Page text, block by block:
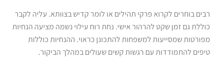
רבים בוחרים לקרוא פרקי תהילים או לומר קדיש בצוותא. עליה לקבר
כוללת גם זמן שקט להרהור אישי. נחת רוח עילוי נשמה מציעה הנחיות
מפורטות שמסייעות למשפחות להתכונן כראוי. ההנחיות כוללות
טיפים להתמודדות עם רגשות קשים שעולים במהלך הביקור.